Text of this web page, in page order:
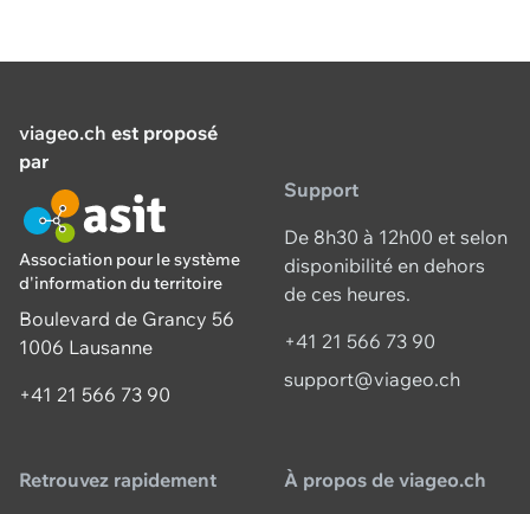
viageo.ch est proposé
par
Association pour le système
d'information du territoire
Boulevard de Grancy 56
1006 Lausanne
+41 21 566 73 90
Support
De 8h30 à 12h00 et selon
disponibilité en dehors
de ces heures.
+41 21 566 73 90
support@viageo.ch
Retrouvez rapidement À propos de viageo.ch